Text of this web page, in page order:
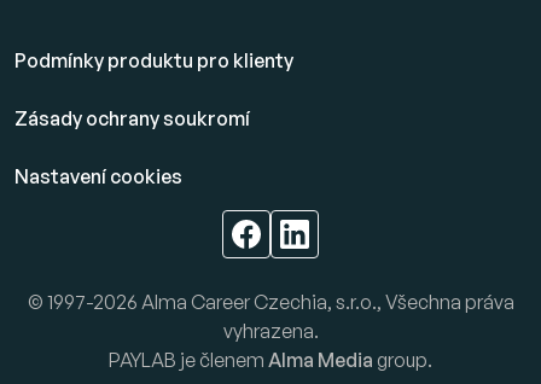
Podmínky produktu pro klienty
Zásady ochrany soukromí
Nastavení cookies
© 1997-2026 Alma Career Czechia, s.r.o., Všechna práva
vyhrazena.
PAYLAB je členem Alma Media group.